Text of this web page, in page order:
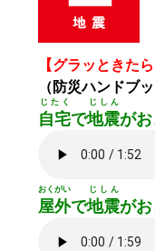
【グラッときたら
（防災ハンドブ
自宅
じたく
で地震
じしん
が
屋外
おくがい
で地震
じしん
が